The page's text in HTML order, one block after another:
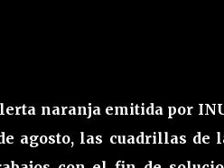
naranja emitida por
agosto, las cuadrillas de